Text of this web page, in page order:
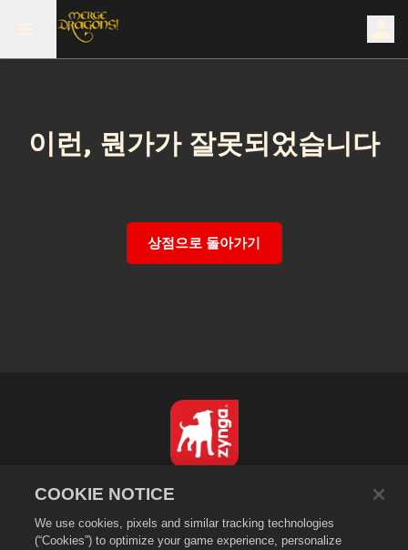
이런, 뭔가가 잘못되었습니다
상점으로 돌아가기
개인정보 보호정책
서비스 이용 약관
COOKIE NOTICE
We use cookies, pixels and similar tracking technologies
(“Cookies”) to optimize your game experience, personalize